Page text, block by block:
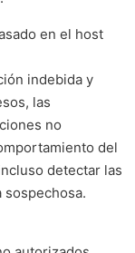
en el host
indebida y
las
no
del
detectar las
sospechosa.